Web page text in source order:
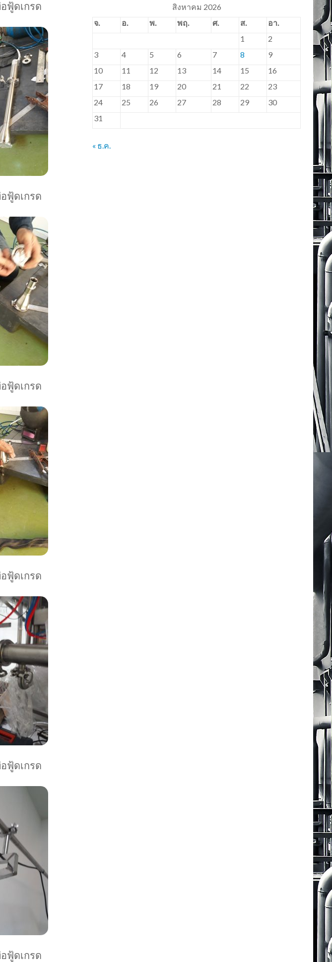
ฟู้ดเกรด
ฟู้ดเกรด
ฟู้ดเกรด
ฟู้ดเกรด
ฟู้ดเกรด
ฟู้ดเกรด
สิงหาคม 2026
จ.
อ. พ. พฤ. ศ. ส.
อา.
1
2
3
4 5 6 7 8
9
10
11 12 13 14 15
16
17
18 19 20 21 22
23
24
25 26 27 28 29
30
31
« ธ.ค.